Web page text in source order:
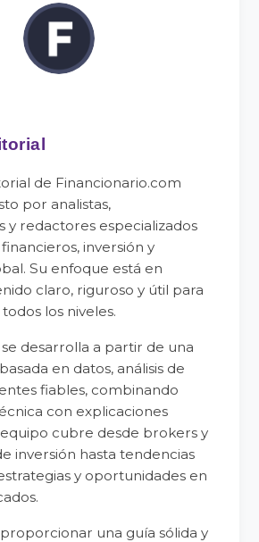
de Financionario.com
por analistas,
y redactores especializados
inversión y
Su enfoque está en
claro, riguroso y útil para
los niveles.
desarrolla a partir de una
en datos, análisis de
fiables, combinando
con explicaciones
equipo cubre desde brokers y
inversión hasta tendencias
y oportunidades en
una guía sólida y